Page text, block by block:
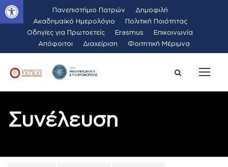
Ανοίξτε τη γραμμή εργαλείων Πανεπιστήμιο Πατρών
Δημοφιλή
Ακαδημαϊκό Ημερολόγιο
Πολιτική Ποιότητας
Οδηγίες για Πρωτοετείς
Erasmus
Επικοινωνία
Απόφοιτοι
Διαχείριση Φοιτητική Μέριμνα
Συνέλευση